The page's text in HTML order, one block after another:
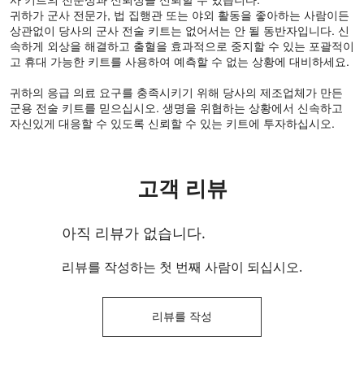
귀하가 군사 전문가, 법 집행관 또는 야외 활동을 좋아하는 사람이든
상관없이 당사의 군사 전술 키트는 없어서는 안 될 동반자입니다. 신
속하게 외상을 해결하고 출혈을 효과적으로 중지할 수 있는 포괄적이
고 휴대 가능한 키트를 사용하여 예측할 수 없는 상황에 대비하세요.
귀하의 응급 의료 요구를 충족시키기 위해 당사의 제조업체가 만든
군용 전술 키트를 믿으십시오. 생명을 위협하는 상황에서 신속하고
자신있게 대응할 수 있도록 신뢰할 수 있는 키트에 투자하십시오.
고객 리뷰
아직 리뷰가 없습니다.
리뷰를 작성하는 첫 번째 사람이 되십시오.
리뷰를 작성